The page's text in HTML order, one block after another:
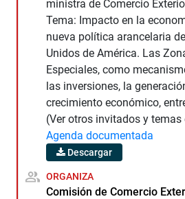
ministra de Comercio
Tema: Impacto en la
nueva política arancelaria
Unidos de América. Las
Especiales, como
las inversiones, la
crecimiento económico,
(Ver otros invitados y temas
Agenda documentada
Descargar
ORGANIZA
Comisión de Comercio